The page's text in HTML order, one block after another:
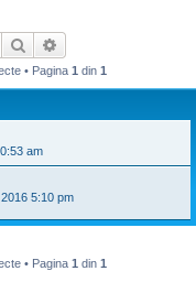
Căutare
• Pagina 1 din 1
am
5:10 pm
• Pagina 1 din 1